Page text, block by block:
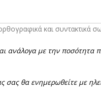
και συντακτικά
ανάλογα με την ποσότητα
θα ενημερωθείτε με